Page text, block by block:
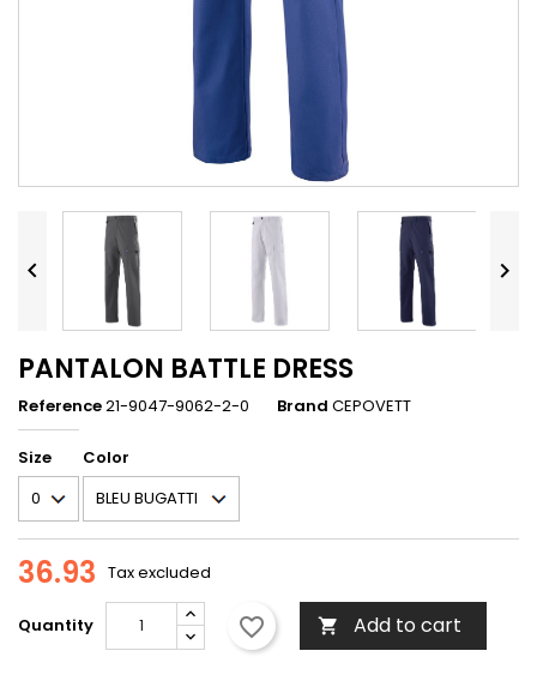
 
PANTALON BATTLE DRESS
Reference21-9047-9062-2-0 Brand CEPOVETT
Size Color
36.93 Tax excluded
Quantity favorite_border  Add to cart